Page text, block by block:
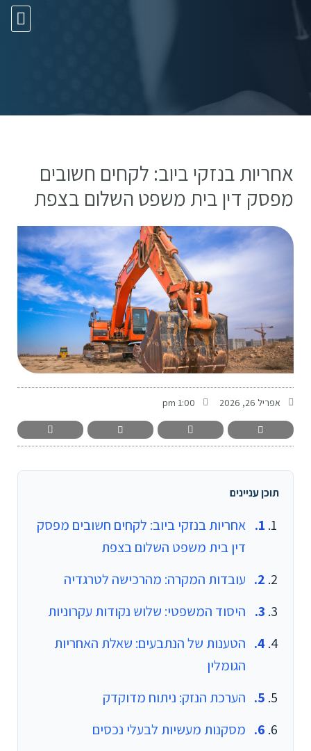
אחריות בנזקי ביוב: לקחים חשובים
מפסק דין בית משפט השלום בצפת
-
אפריל 26, 2026 1:00 pm
תוכן עניינים
אחריות בנזקי ביוב: לקחים חשובים מפסק
דין בית משפט השלום בצפת
עובדות המקרה: מהרכישה לטרגדיה
היסוד המשפטי: שלוש נקודות עקרוניות
הטענות של הנתבעים: שאלת האחריות
הגומלין
הערכת הנזק: ניתוח מדוקדק
מסקנות מעשיות לבעלי נכסים